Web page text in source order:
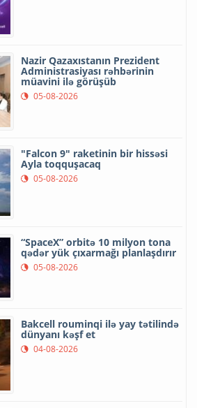
Nazir Qazaxıstanın Prezident
Administrasiyası rəhbərinin
müavini ilə görüşüb
05-08-2026
"Falcon 9" raketinin bir hissəsi
Ayla toqquşacaq
05-08-2026
“SpaceX” orbitə 10 milyon tona
qədər yük çıxarmağı planlaşdırır
05-08-2026
Bakcell rouminqi ilə yay tətilində
dünyanı kəşf et
04-08-2026